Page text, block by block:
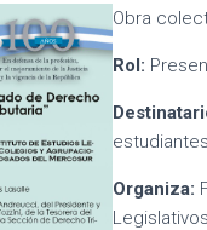
Obra
Rol:
Organiza: